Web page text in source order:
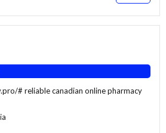
# reliable canadian online pharmacy